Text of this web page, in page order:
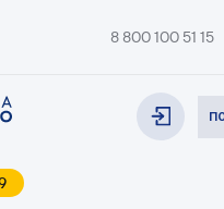
8 800 100 51 15